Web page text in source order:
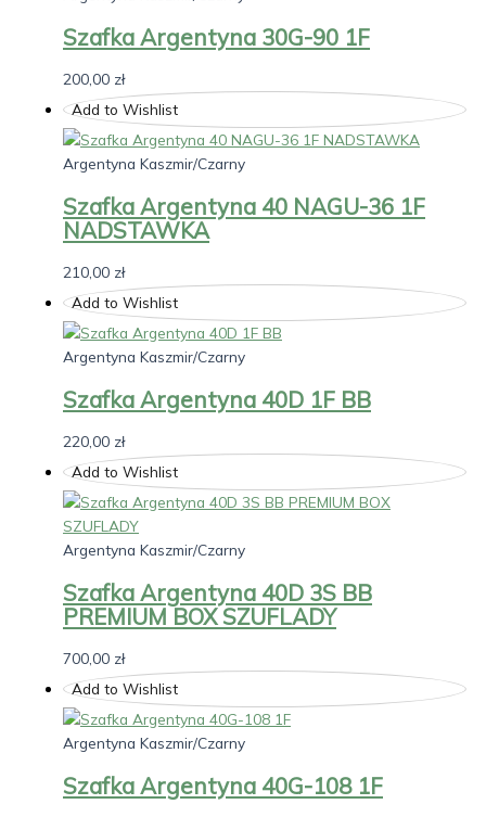
Szafka Argentyna 30G-90 1F
200,00 zł
Add to Wishlist
Argentyna Kaszmir/Czarny
Szafka Argentyna 40 NAGU-36 1F
NADSTAWKA
210,00 zł
Add to Wishlist
Argentyna Kaszmir/Czarny
Szafka Argentyna 40D 1F BB
220,00 zł
Add to Wishlist
Argentyna Kaszmir/Czarny
Szafka Argentyna 40D 3S BB
PREMIUM BOX SZUFLADY
700,00 zł
Add to Wishlist
Argentyna Kaszmir/Czarny
Szafka Argentyna 40G-108 1F